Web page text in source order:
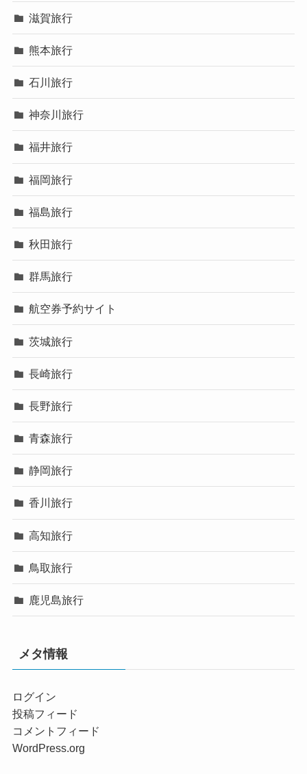
滋賀旅行
熊本旅行
石川旅行
神奈川旅行
福井旅行
福岡旅行
福島旅行
秋田旅行
群馬旅行
航空券予約サイト
茨城旅行
長崎旅行
長野旅行
青森旅行
静岡旅行
香川旅行
高知旅行
鳥取旅行
鹿児島旅行
メタ情報
ログイン
投稿フィード
コメントフィード
WordPress.org